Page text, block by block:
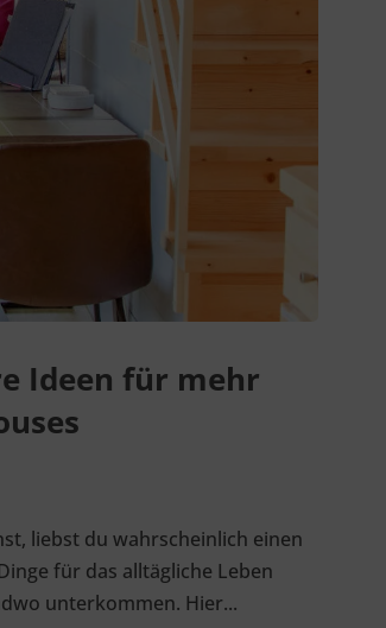
Ideen für mehr
liebst du wahrscheinlich einen
für das alltägliche Leben
unterkommen. Hier...